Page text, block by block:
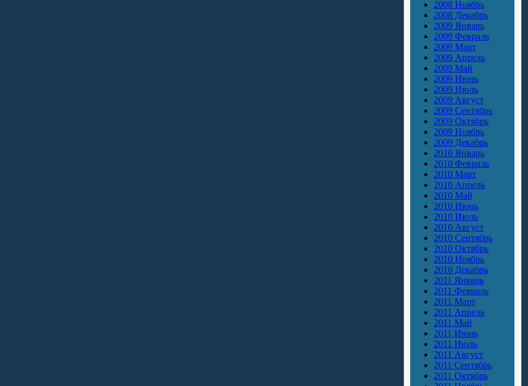
2008 Ноябрь
2008 Декабрь
2009 Январь
2009 Февраль
2009 Март
2009 Апрель
2009 Май
2009 Июнь
2009 Июль
2009 Август
2009 Сентябрь
2009 Октябрь
2009 Ноябрь
2009 Декабрь
2010 Январь
2010 Февраль
2010 Март
2010 Апрель
2010 Май
2010 Июнь
2010 Июль
2010 Август
2010 Сентябрь
2010 Октябрь
2010 Ноябрь
2010 Декабрь
2011 Январь
2011 Февраль
2011 Март
2011 Апрель
2011 Май
2011 Июнь
2011 Июль
2011 Август
2011 Сентябрь
2011 Октябрь